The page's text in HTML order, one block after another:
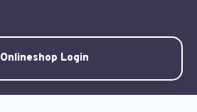
Onlineshop Login